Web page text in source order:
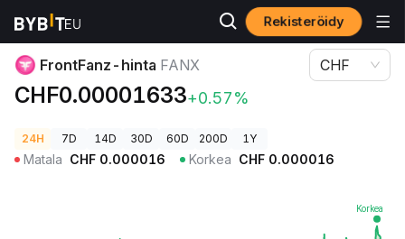
Rekisteröidy
Kryptohinnat
FrontFanz-hinta FANX
CHF0.00001633+0.57%
CHF
24H 7D 14D 30D 60D 200D 1Y
Matala CHF 0.000016 Korkea CHF 0.000016